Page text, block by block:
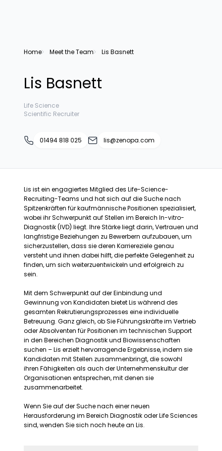
Home Meet the Team Lis Basnett
Lis Basnett
Life Science
Scientific Recruiter
01494 818 025 lis@zenopa.com
Lis ist ein engagiertes Mitglied des Life-Science-
Recruiting-Teams und hat sich auf die Suche nach
Spitzenkräften für kaufmännische Positionen spezialisiert,
wobei ihr Schwerpunkt auf Stellen im Bereich In-vitro-
Diagnostik (IVD) liegt. Ihre Stärke liegt darin, Vertrauen und
langfristige Beziehungen zu Bewerbern aufzubauen, um
sicherzustellen, dass sie deren Karriereziele genau
versteht und ihnen dabei hilft, die perfekte Gelegenheit zu
finden, um sich weiterzuentwickeln und erfolgreich zu
sein.
Mit dem Schwerpunkt auf der Einbindung und
Gewinnung von Kandidaten bietet Lis während des
gesamten Rekrutierungsprozesses eine individuelle
Betreuung. Ganz gleich, ob Sie Führungskräfte im Vertrieb
oder Absolventen für Positionen im technischen Support
in den Bereichen Diagnostik und Biowissenschaften
suchen – Lis erzielt hervorragende Ergebnisse, indem sie
Kandidaten mit Stellen zusammenbringt, die sowohl
ihren Fähigkeiten als auch der Unternehmenskultur der
Organisationen entsprechen, mit denen sie
zusammenarbeitet.
Wenn Sie auf der Suche nach einer neuen
Herausforderung im Bereich Diagnostik oder Life Sciences
sind, wenden Sie sich noch heute an Lis.